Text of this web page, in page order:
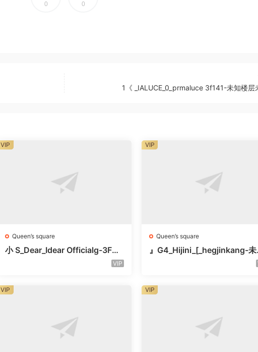
0 0
1《 _IALUCE_0_prmaluce 3f141-未知楼层
Queen’s square
小 S_Dear_Idear Officialg-3F未
VIP
VIP
Queen’s square
』G4_Hijini_[_hegjinkang-未
VIP
VIP VIP